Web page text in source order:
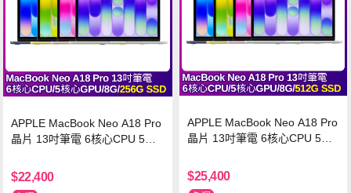
APPLE MacBook Neo A18 Pro
晶片 13吋筆電 6核心CPU 5核
$22,400
APPLE MacBook Neo A18 Pro
晶片 13吋筆電 6核心CPU 5核
$25,400